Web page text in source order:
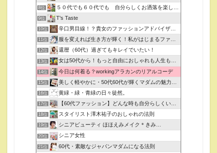
8位 ５０代でも６０代でも 自分らしくお洒落を楽しむコツ
9位 T's Taste
10位 辛口男目線！？貴女のファッションアドバイザー？？
11位 服を変えれば生き方が輝く！私がはじまるファッションコーデ
12位 還暦（60代）過ぎてもキレイでいたい！
13位 女は50代から！もっと自由におしゃれも人生もチャレンジ！
14位 今日は何着る？workingアラカンのリアルコーデ
15位 美しく軽やかに・50代60代が輝くマダムの魅力アップ術
16位 黄緑・緑・青緑の日々徒然。
17位 【60代ファッション】どんな時も自分らしくいられる服
18位 スタイリスト澤木祐子のおしゃれの法則
19位 シニアビューティ ほほえみメイク＊きみ…
20位 シニア女性
21位
60代・素敵なジャパンマダムになる法則